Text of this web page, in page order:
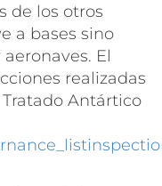
de los otros
a bases sino
El
realizadas
Antártico